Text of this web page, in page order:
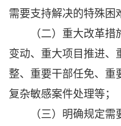
需要支持解决的特殊困
（二）重大改革措施
变动、重大项目推进、
整、重要干部任免、重
复杂敏感案件处理等；
（三）明确规定需